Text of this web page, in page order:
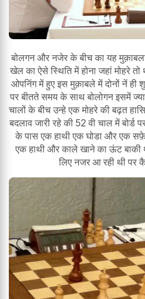
बोलगन और नजेर के बीच का यह
खेल का ऐसे स्थिति में होना जहां मोहरे
ओपनिंग में हुए इस मुक़ाबले में दोनों नें
पर बीतते समय के साथ बोलोगन इसमें
चालों के बीच उन्हे एक मोहरे की बढ़त
बदलाव जारी रहे की 52 वी चाल में बोर्ड
के पास एक हाथी एक घोडा और एक
एक हाथी और काले खाने का ऊंट बाकी
लिए नजर आ रही थी पर